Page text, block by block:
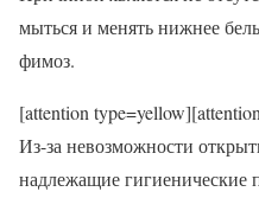
мыться и менять нижнее
фимоз.
[attention
Из-за невозможности
надлежащие